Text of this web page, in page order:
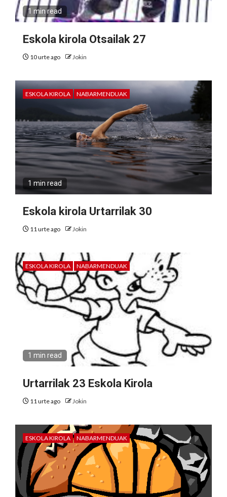
1 min read
Eskola kirola Otsailak 27
10 urte ago Jokin
ESKOLA KIROLA NABARMENDUAK
1 min read
Eskola kirola Urtarrilak 30
11 urte ago Jokin
ESKOLA KIROLA NABARMENDUAK
1 min read
Urtarrilak 23 Eskola Kirola
11 urte ago Jokin
ESKOLA KIROLA NABARMENDUAK